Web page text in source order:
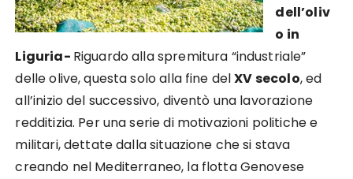
dell’oliv
o in
Liguria- Riguardo alla spremitura “industriale”
delle olive, questa solo alla fine delXV secolo, ed
all’inizio del successivo, diventò una lavorazione
redditizia. Per una serie di motivazioni politiche e
militari, dettate dalla situazione che si stava
creando nel Mediterraneo, la flotta Genovese